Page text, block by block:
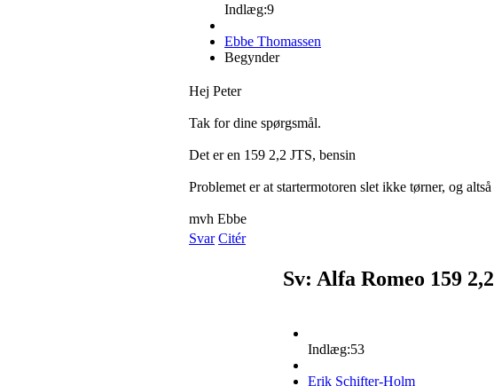
Indlæg:9
Ebbe Thomassen
Begynder
Hej Peter
Tak for dine spørgsmål.
Det er en 159 2,2 JTS, bensin
Problemet er at startermotoren slet ikke tørner, og
mvh Ebbe
Svar Citér
Sv: Alfa Romeo 159
Indlæg:53
Erik Schifter-Holm